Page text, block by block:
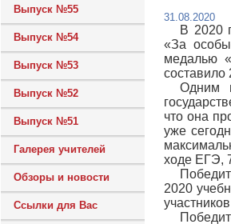
Выпуск №55
Выпуск №54
Выпуск №53
Выпуск №52
Выпуск №51
Галерея учителей
Обзоры и новости
Ссылки для Вас
31.08.2020
В 2020
«За
медалью
составило
Одним
что она
уже
ходе ЕГЭ,
2020